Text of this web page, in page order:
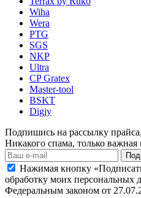
Wiha
Wera
PTG
SGS
NKP
Ultra
CP Gratex
Master-tool
BSKT
Digjy
Подпишись на рассылку
Никакого спама, только
Нажимая кнопку
обработку моих персональных
Федеральным законом от